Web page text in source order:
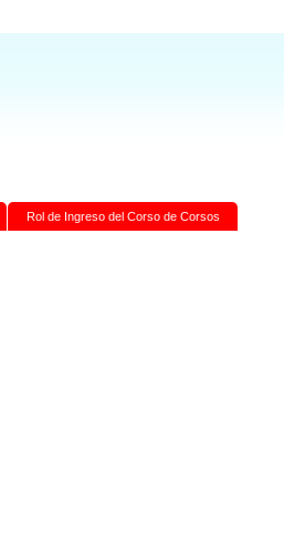
Rol de Ingreso del Corso de Corsos